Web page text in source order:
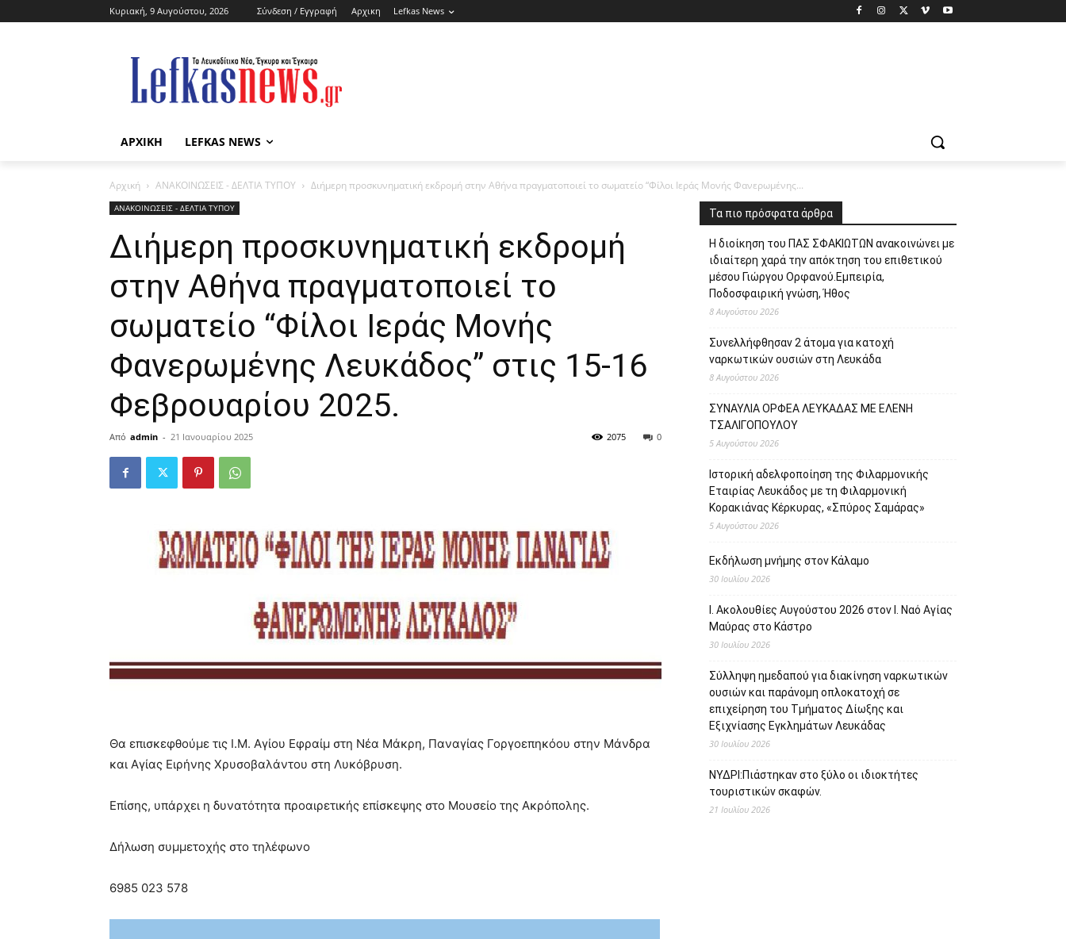
Κυριακή, 9 Αυγούστου, 2026 Σύνδεση / Εγγραφή Αρχικη Lefkas News
ΑΡΧΙΚΗ LEFKAS NEWS
Αρχική ΑΝΑΚΟΙΝΩΣΕΙΣ - ΔΕΛΤΙΑ ΤΥΠΟΥ Διήμερη προσκυνηματική εκδρομή στην Αθήνα πραγματοποιεί το σωματείο “Φίλοι Ιεράς Μονής Φανερωμένης...
ΑΝΑΚΟΙΝΩΣΕΙΣ - ΔΕΛΤΙΑ ΤΥΠΟΥ
Διήμερη προσκυνηματική εκδρομή
στην Αθήνα πραγματοποιεί το
σωματείο “Φίλοι Ιεράς Μονής
Φανερωμένης Λευκάδος” στις 15-16
Φεβρουαρίου 2025.
Από admin - 21 Ιανουαρίου 2025 0
2075
Θα επισκεφθούμε τις Ι.Μ. Αγίου Εφραίμ στη Νέα Μάκρη, Παναγίας Γοργοεπηκόου στην Μάνδρα
και Αγίας Ειρήνης Χρυσοβαλάντου στη Λυκόβρυση.
Επίσης, υπάρχει η δυνατότητα προαιρετικής επίσκεψης στο Μουσείο της Ακρόπολης.
Δήλωση συμμετοχής στο τηλέφωνο
6985 023 578
Τα πιο πρόσφατα άρθρα
Η διοίκηση του ΠΑΣ ΣΦΑΚΙΩΤΩΝ ανακοινώνει με
ιδιαίτερη χαρά την απόκτηση του επιθετικού
μέσου Γιώργου Ορφανού.Εμπειρία,
Ποδοσφαιρική γνώση, Ήθος
8 Αυγούστου 2026
Συνελλήφθησαν 2 άτομα για κατοχή
ναρκωτικών ουσιών στη Λευκάδα
8 Αυγούστου 2026
ΣΥΝΑΥΛΙΑ ΟΡΦΕΑ ΛΕΥΚΑΔΑΣ ΜΕ ΕΛΕΝΗ
ΤΣΑΛΙΓΟΠΟΥΛΟΥ
5 Αυγούστου 2026
Ιστορική αδελφοποίηση της Φιλαρμονικής
Εταιρίας Λευκάδος με τη Φιλαρμονική
Κορακιάνας Κέρκυρας, «Σπύρος Σαμάρας»
5 Αυγούστου 2026
Εκδήλωση μνήμης στον Κάλαμο
30 Ιουλίου 2026
Ι. Ακολουθίες Αυγούστου 2026 στον Ι. Ναό Αγίας
Μαύρας στο Κάστρο
30 Ιουλίου 2026
Σύλληψη ημεδαπού για διακίνηση ναρκωτικών
ουσιών και παράνομη οπλοκατοχή σε
επιχείρηση του Τμήματος Δίωξης και
Εξιχνίασης Εγκλημάτων Λευκάδας
30 Ιουλίου 2026
ΝΥΔΡΙ:Πιάστηκαν στο ξύλο οι ιδιοκτήτες
τουριστικών σκαφών.
21 Ιουλίου 2026